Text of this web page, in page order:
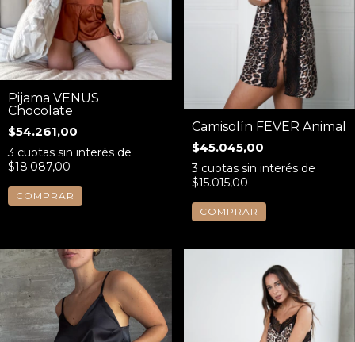
Pijama VENUS
Chocolate
$54.261,00
3 cuotas sin interés de
$18.087,00
COMPRAR
Camisolín FEVER Animal
$45.045,00
3 cuotas sin interés de
$15.015,00
COMPRAR